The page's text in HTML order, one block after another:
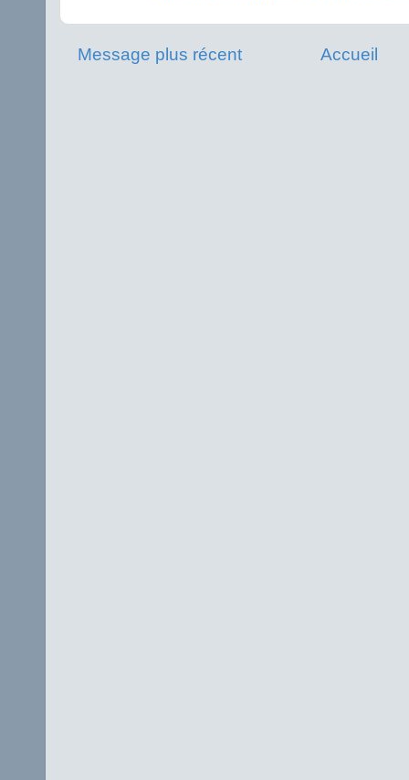
Message plus récent Accueil